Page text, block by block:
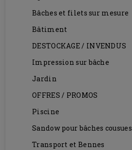
Bâches et filets sur mesure
Bâtiment
DESTOCKAGE / INVENDUS
Impression sur bâche
Jardin
OFFRES / PROMOS
Piscine
Sandow pour bâches cousues
Transport et Bennes